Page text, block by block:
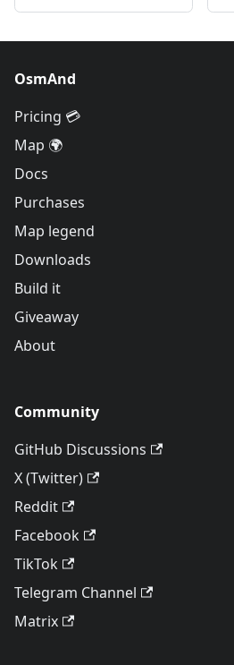
OsmAnd
Pricing 💳
Map 🌍
Docs
Purchases
Map legend
Downloads
Build it
Giveaway
About
Community
GitHub Discussions
X (Twitter)
Reddit
Facebook
TikTok
Telegram Channel
Matrix